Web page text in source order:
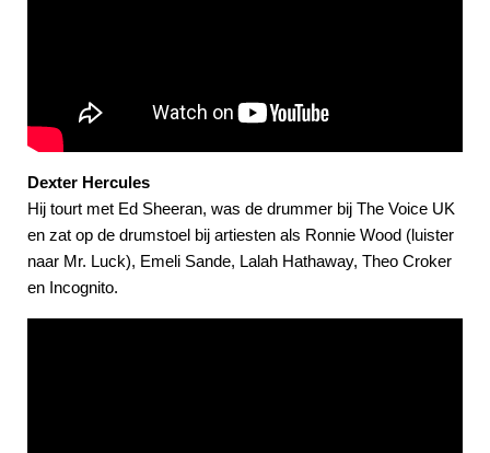
Dexter Hercules
Hij tourt met Ed Sheeran, was de drummer bij The Voice UK
en zat op de drumstoel bij artiesten als Ronnie Wood (luister
naar Mr. Luck), Emeli Sande, Lalah Hathaway, Theo Croker
en Incognito.